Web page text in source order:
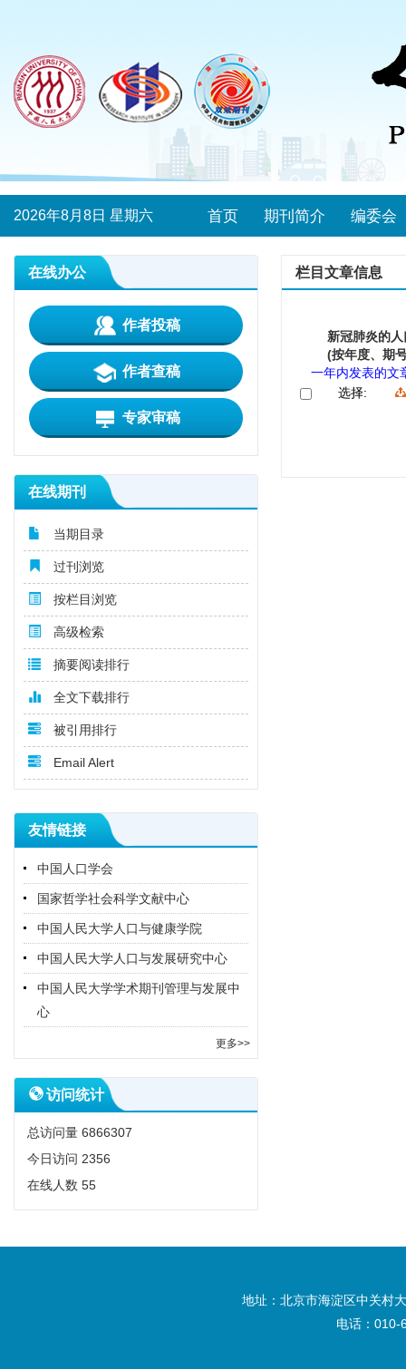
2026年8月8日 星期六 首页 期刊简介 编委会
在线办公
作者投稿
作者查稿
专家审稿
在线期刊
当期目录
过刊浏览
按栏目浏览
高级检索
摘要阅读排行
全文下载排行
被引用排行
Email Alert
友情链接
中国人口学会
国家哲学社会科学文献中心
中国人民大学人口与健康学院
中国人民大学人口与发展研究中心
中国人民大学学术期刊管理与发展中
心
更多>>
访问统计
总访问量 6866307
今日访问 2356
在线人数 55
栏目文章信息
新冠肺炎的
(按年度、期
一年内发表的文
选择:
地址：北京市海淀区中关村
电话：